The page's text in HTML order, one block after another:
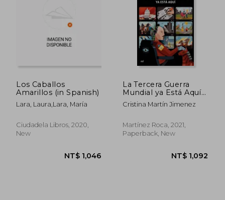
Los Caballos
Amarillos (in Spanish)
Lara, Laura,Lara, María
Ciudadela Libros, 2020,
New
La Tercera Guerra
Mundial ya Está Aquí
(no Ficción) (in
Spanish)
Cristina Martín Jimenez
Martínez Roca, 2021,
Paperback, New